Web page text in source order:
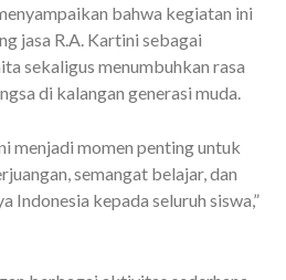
bahwa kegiatan ini
jasa R.A. Kartini sebagai
sekaligus menumbuhkan rasa
di kalangan generasi muda.
menjadi momen penting untuk
semangat belajar, dan
Indonesia kepada seluruh siswa,”